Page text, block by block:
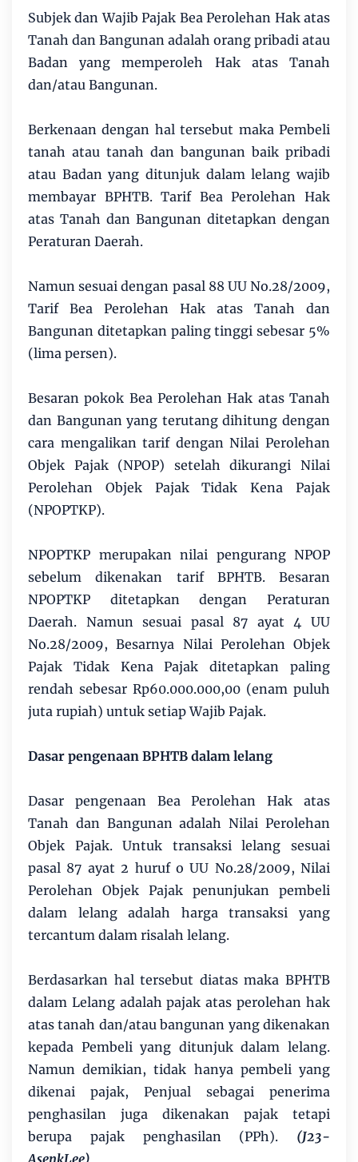
Subjek dan Wajib Pajak Bea Perolehan Hak atas
Tanah dan Bangunan adalah orang pribadi atau
Badan yang memperoleh Hak atas Tanah
dan/atau Bangunan.
Berkenaan dengan hal tersebut maka Pembeli
tanah atau tanah dan bangunan baik pribadi
atau Badan yang ditunjuk dalam lelang wajib
membayar BPHTB. Tarif Bea Perolehan Hak
atas Tanah dan Bangunan ditetapkan dengan
Peraturan Daerah.
Namun sesuai dengan pasal 88 UU No.28/2009,
Tarif Bea Perolehan Hak atas Tanah dan
Bangunan ditetapkan paling tinggi sebesar 5%
(lima persen).
Besaran pokok Bea Perolehan Hak atas Tanah
dan Bangunan yang terutang dihitung dengan
cara mengalikan tarif dengan Nilai Perolehan
Objek Pajak (NPOP) setelah dikurangi Nilai
Perolehan Objek Pajak Tidak Kena Pajak
(NPOPTKP).
NPOPTKP merupakan nilai pengurang NPOP
sebelum dikenakan tarif BPHTB. Besaran
NPOPTKP ditetapkan dengan Peraturan
Daerah. Namun sesuai pasal 87 ayat 4 UU
No.28/2009, Besarnya Nilai Perolehan Objek
Pajak Tidak Kena Pajak ditetapkan paling
rendah sebesar Rp60.000.000,00 (enam puluh
juta rupiah) untuk setiap Wajib Pajak.
Dasar pengenaan BPHTB dalam lelang
Dasar pengenaan Bea Perolehan Hak atas
Tanah dan Bangunan adalah Nilai Perolehan
Objek Pajak. Untuk transaksi lelang sesuai
pasal 87 ayat 2 huruf o UU No.28/2009, Nilai
Perolehan Objek Pajak penunjukan pembeli
dalam lelang adalah harga transaksi yang
tercantum dalam risalah lelang.
Berdasarkan hal tersebut diatas maka BPHTB
dalam Lelang adalah pajak atas perolehan hak
atas tanah dan/atau bangunan yang dikenakan
kepada Pembeli yang ditunjuk dalam lelang.
Namun demikian, tidak hanya pembeli yang
dikenai pajak, Penjual sebagai penerima
penghasilan juga dikenakan pajak tetapi
berupa pajak penghasilan (PPh). (J23-
AsenkLee)